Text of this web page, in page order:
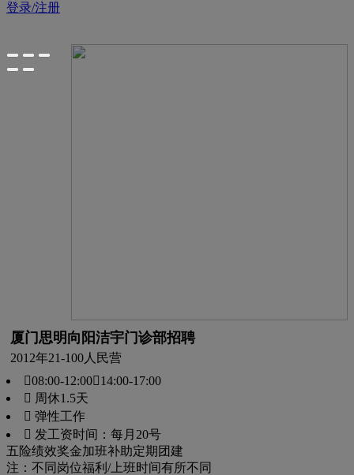
登录/注册
厦门思明向阳洁宇门诊部招聘
2012年21-100人 民营
08:00-12:00，14:00-17:00
 周休1.5天
 弹性工作
 发工资时间：每月20号
五险绩效奖金加班补助定期团建
注：不同岗位福利/上班时间有所不同